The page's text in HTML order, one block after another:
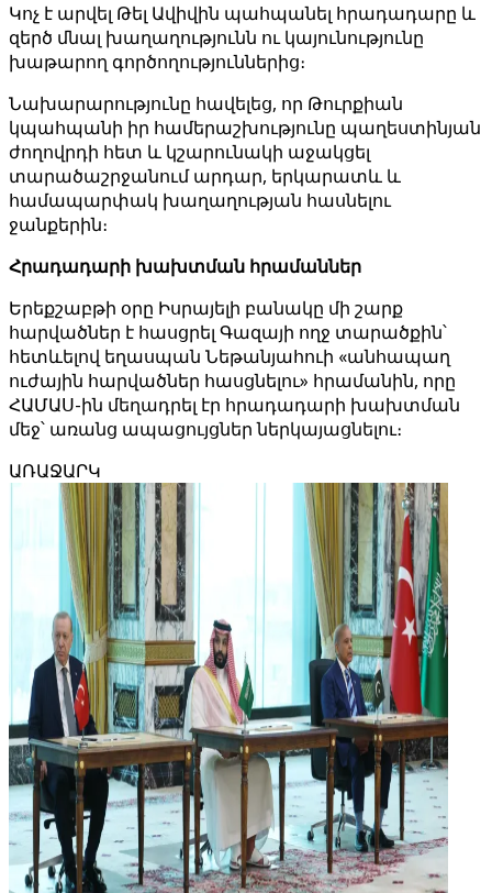
Կոչ է արվել Թել Ավիվին պահպանել հրադադարը և
զերծ մնալ խաղաղությունն ու կայունությունը
խաթարող գործողություններից։
Նախարարությունը հավելեց, որ Թուրքիան
կպահպանի իր համերաշխությունը պաղեստինյան
ժողովրդի հետ և կշարունակի աջակցել
տարածաշրջանում արդար, երկարատև և
համապարփակ խաղաղության հասնելու
ջանքերին։
Հրադադարի խախտման հրամաններ
Երեքշաբթի օրը Իսրայելի բանակը մի շարք
հարվածներ է հասցրել Գազայի ողջ տարածքին՝
հետևելով եղասպան Նեթանյահուի «անհապաղ
ուժային հարվածներ հասցնելու» հրամանին, որը
ՀԱՄԱՍ-ին մեղադրել էր հրադադարի խախտման
մեջ՝ առանց ապացույցներ ներկայացնելու։
ԱՌԱՋԱՐԿ